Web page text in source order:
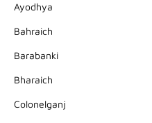
Ayodhya
Bahraich
Barabanki
Bharaich
Colonelganj